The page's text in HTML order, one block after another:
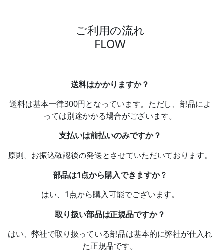
ご利用の流れ
FLOW
送料はかかりますか？
送料は基本一律300円となっています。ただし、部品によ
っては別途かかる場合がございます。
支払いは前払いのみですか？
原則、お振込確認後の発送とさせていただいております。
部品は1点から購入できますか？
はい、1点から購入可能でございます。
取り扱い部品は正規品ですか？
はい、弊社で取り扱っている部品は基本的に弊社が仕入れ
た正規品です。